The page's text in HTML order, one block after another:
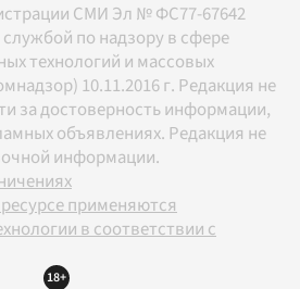
СМИ Эл № ФС77-67642
по надзору в сфере
технологий и массовых
10.11.2016 г. Редакция не
за достоверность информации,
объявлениях. Редакция не
информации.
применяются
в соответствии с
18+